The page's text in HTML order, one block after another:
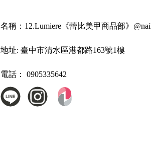
名稱： 12.Lumiere《蕾比美甲商品部》
地址: 臺中市清水區港都路163號1樓
電話： 0905335642